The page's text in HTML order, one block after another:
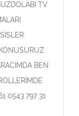
TV
BEN
0543 797 31